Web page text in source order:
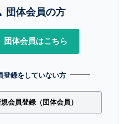
団体会員の方
団体会員はこちら
登録をしていない方
会員登録（団体会員）